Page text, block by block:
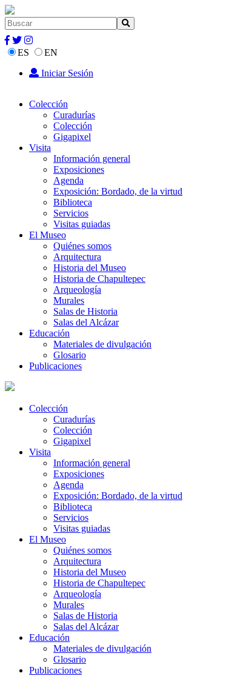
ES
EN
Iniciar Sesión
Colección
Curadurías
Colección
Gigapixel
Visita
Información general
Exposiciones
Agenda
Exposición: Bordado, de la virtud
Biblioteca
Servicios
Visitas guiadas
El Museo
Quiénes somos
Arquitectura
Historia del Museo
Historia de Chapultepec
Arqueología
Murales
Salas de Historia
Salas del Alcázar
Educación
Materiales de divulgación
Glosario
Publicaciones
Colección
Curadurías
Colección
Gigapixel
Visita
Información general
Exposiciones
Agenda
Exposición: Bordado, de la virtud
Biblioteca
Servicios
Visitas guiadas
El Museo
Quiénes somos
Arquitectura
Historia del Museo
Historia de Chapultepec
Arqueología
Murales
Salas de Historia
Salas del Alcázar
Educación
Materiales de divulgación
Glosario
Publicaciones